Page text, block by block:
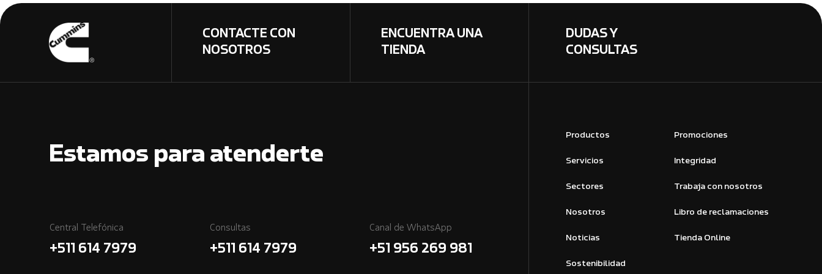
CONTACTE CON
NOSOTROS
ENCUENTRA UNA
TIENDA
DUDAS Y
CONSULTAS
Estamos para atenderte
Central Telefónica
+511 614 7979
Consultas
+511 614 7979
Canal de WhatsApp
+51 956 269 981
Productos
Servicios
Sectores
Nosotros
Noticias
Sostenibilidad
Promociones
Integridad
Trabaja con nosotros
Libro de reclamaciones
Tienda Online